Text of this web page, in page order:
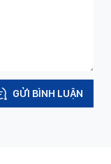
GỬI BÌNH LUẬN